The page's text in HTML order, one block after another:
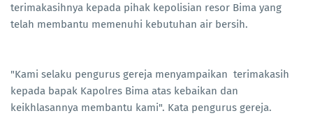
terimakasihnya kepada pihak kepolisian resor Bima yang
telah membantu memenuhi kebutuhan air bersih.
"Kami selaku pengurus gereja menyampaikan terimakasih
kepada bapak Kapolres Bima atas kebaikan dan
keikhlasannya membantu kami". Kata pengurus gereja.